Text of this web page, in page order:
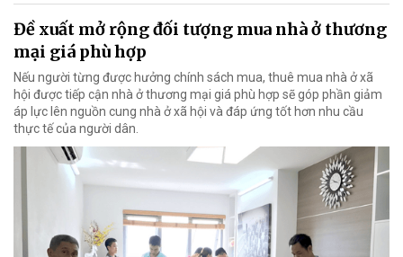
Đề xuất mở rộng đối tượng mua nhà ở thương
mại giá phù hợp
Nếu người từng được hưởng chính sách mua, thuê mua nhà ở xã
hội được tiếp cận nhà ở thương mại giá phù hợp sẽ góp phần giảm
áp lực lên nguồn cung nhà ở xã hội và đáp ứng tốt hơn nhu cầu
thực tế của người dân.